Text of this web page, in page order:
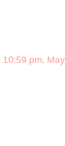
10:59 pm,